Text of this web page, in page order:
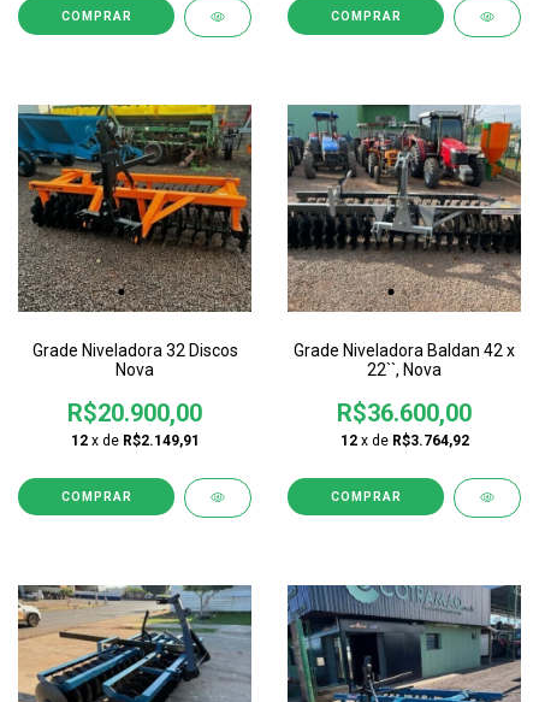
Grade Niveladora 32 Discos
Nova
R$20.900,00
12 x de R$2.149,91
Grade Niveladora Baldan 42 x
22``, Nova
R$36.600,00
12 x de R$3.764,92